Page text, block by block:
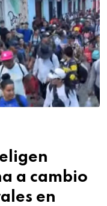
a cambio
en